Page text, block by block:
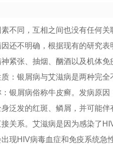
不同，互相之间也没有任何关
还不明确，根据现有的研究表
紧张、抽烟、酗酒以及机体免
：银屑病与艾滋病是两种完全
银屑病俗称牛皮癣。发病原因
泛发的红斑、鳞屑，并可能伴
关系。艾滋病是因为感染了
现HIV病毒血症和免疫系统急